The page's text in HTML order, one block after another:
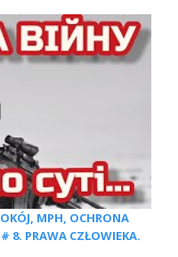
MPH, OCHRONA
8. PRAWA CZŁOWIEKA.